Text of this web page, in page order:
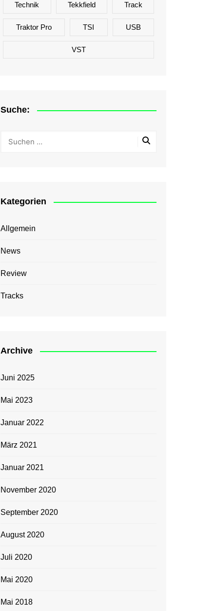
Technik Tekkfield Track
Traktor Pro TSI USB
VST
Suche:
Kategorien
Allgemein
News
Review
Tracks
Archive
Juni 2025
Mai 2023
Januar 2022
März 2021
Januar 2021
November 2020
September 2020
August 2020
Juli 2020
Mai 2020
Mai 2018